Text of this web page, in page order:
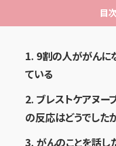
目次
1. 9割の人ががんに
ている
2. ブレストケアヌー
の反応はどうでした
3. がんのことを話